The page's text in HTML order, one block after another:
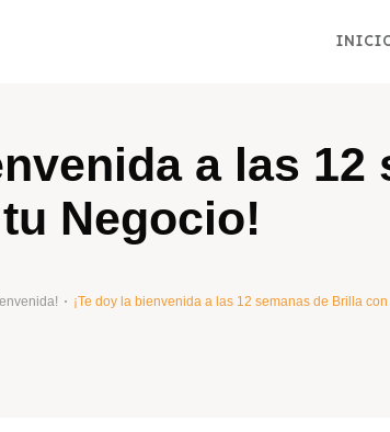
a las 12
Negocio!
¡Te doy la bienvenida a las 12 semanas de Brilla